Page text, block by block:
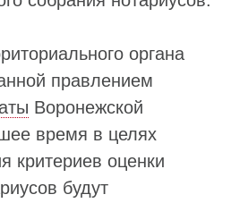
органа
правлением
Воронежской
время в целях
критериев оценки
будут